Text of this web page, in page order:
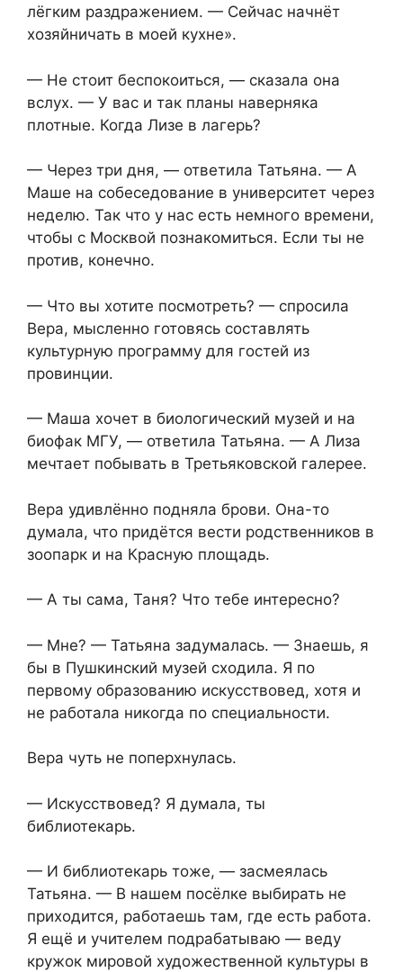
лёгким раздражением. — Сейчас начнёт
хозяйничать в моей кухне».
— Не стоит беспокоиться, — сказала она
вслух. — У вас и так планы наверняка
плотные. Когда Лизе в лагерь?
— Через три дня, — ответила Татьяна. — А
Маше на собеседование в университет через
неделю. Так что у нас есть немного времени,
чтобы с Москвой познакомиться. Если ты не
против, конечно.
— Что вы хотите посмотреть? — спросила
Вера, мысленно готовясь составлять
культурную программу для гостей из
провинции.
— Маша хочет в биологический музей и на
биофак МГУ, — ответила Татьяна. — А Лиза
мечтает побывать в Третьяковской галерее.
Вера удивлённо подняла брови. Она-то
думала, что придётся вести родственников в
зоопарк и на Красную площадь.
— А ты сама, Таня? Что тебе интересно?
— Мне? — Татьяна задумалась. — Знаешь, я
бы в Пушкинский музей сходила. Я по
первому образованию искусствовед, хотя и
не работала никогда по специальности.
Вера чуть не поперхнулась.
— Искусствовед? Я думала, ты
библиотекарь.
— И библиотекарь тоже, — засмеялась
Татьяна. — В нашем посёлке выбирать не
приходится, работаешь там, где есть работа.
Я ещё и учителем подрабатываю — веду
кружок мировой художественной культуры в